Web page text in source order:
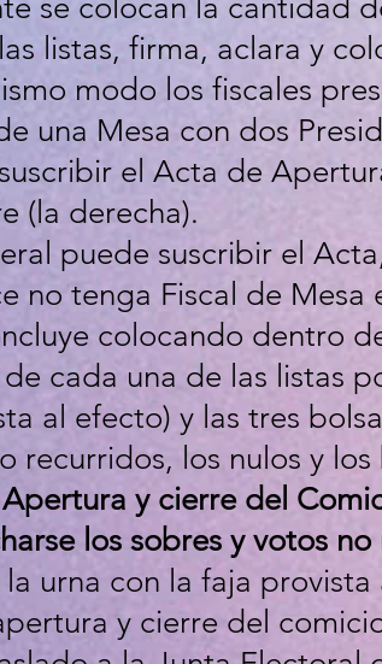
se colocan la cantidad
listas, firma, aclara y
modo los fiscales
una Mesa con dos
el Acta de
(la derecha).
puede suscribir el
no tenga Fiscal de Mesa
colocando dentro
cada una de las listas
al efecto) y las tres
recurridos, los nulos y
y cierre del
los sobres y votos
la urna con la faja
y cierre del